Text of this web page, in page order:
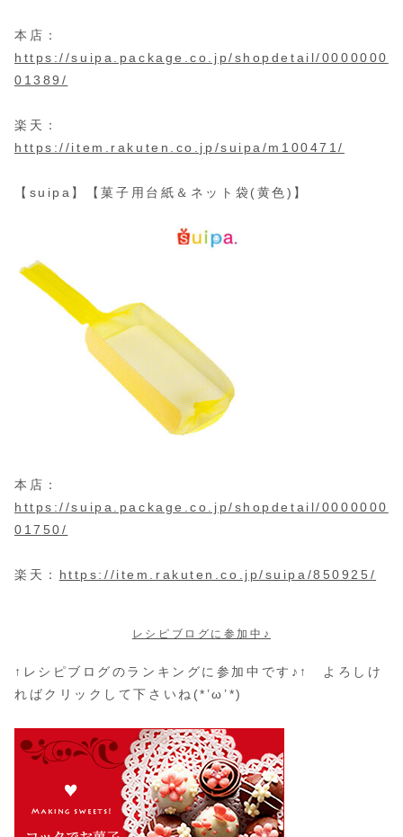
本店：
https://suipa.package.co.jp/shopdetail/0000000
01389/
楽天：
https://item.rakuten.co.jp/suipa/m100471/
【suipa】【菓子用台紙＆ネット袋(黄色)】
本店：
https://suipa.package.co.jp/shopdetail/0000000
01750/
楽天： https://item.rakuten.co.jp/suipa/850925/
レシピブログに参加中♪
↑レシピブログのランキングに参加中です♪↑ よろしけ
ればクリックして下さいね(*’ω’*)